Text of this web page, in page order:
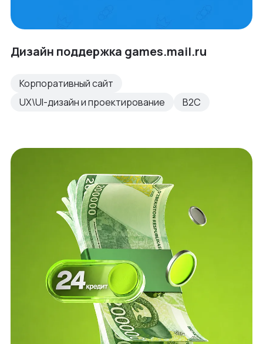
Дизайн поддержка games.mail.ru
Корпоративный сайт
UX\UI-дизайн и проектирование
B2C